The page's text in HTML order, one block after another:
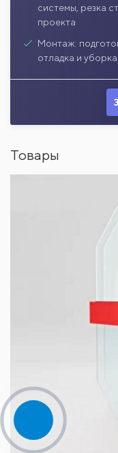
системы, резка
проекта
Монтаж:
отладка и
Товары